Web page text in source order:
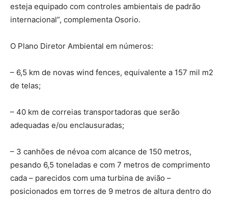
esteja equipado com controles ambientais de padrão
internacional”, complementa Osorio.
O Plano Diretor Ambiental em números:
– 6,5 km de novas wind fences, equivalente a 157 mil m2
de telas;
– 40 km de correias transportadoras que serão
adequadas e/ou enclausuradas;
– 3 canhões de névoa com alcance de 150 metros,
pesando 6,5 toneladas e com 7 metros de comprimento
cada – parecidos com uma turbina de avião –
posicionados em torres de 9 metros de altura dentro do